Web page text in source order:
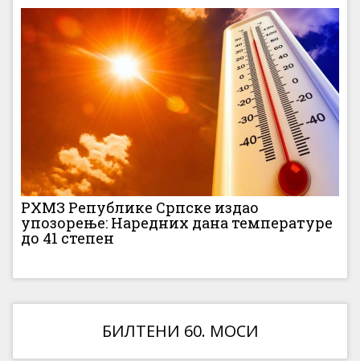
РХМЗ Републике Српске издао
упозорење: Наредних дана температуре
до 41 степен
БИЛТЕНИ 60. МОСИ